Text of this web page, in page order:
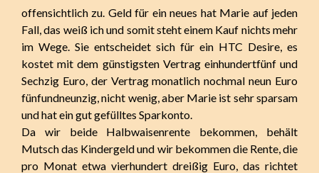
offensichtlich zu. Geld für ein neues hat Marie auf jeden
Fall, das weiß ich und somit steht einem Kauf nichts mehr
im Wege. Sie entscheidet sich für ein HTC Desire, es
kostet mit dem günstigsten Vertrag einhundertfünf und
Sechzig Euro, der Vertrag monatlich nochmal neun Euro
fünfundneunzig, nicht wenig, aber Marie ist sehr sparsam
und hat ein gut gefülltes Sparkonto.
Da wir beide Halbwaisenrente bekommen, behält
Mutsch das Kindergeld und wir bekommen die Rente, die
pro Monat etwa vierhundert dreißig Euro, das richtet